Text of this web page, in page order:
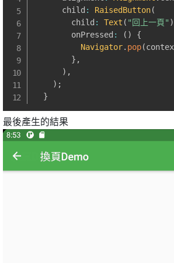
      child
: RaisedButton(
        child
: Text ( "回上一頁" )
        onPressed
: ( )
{
Navigator. pop(
} ,
) ,
) ;
}
最後產生的結果